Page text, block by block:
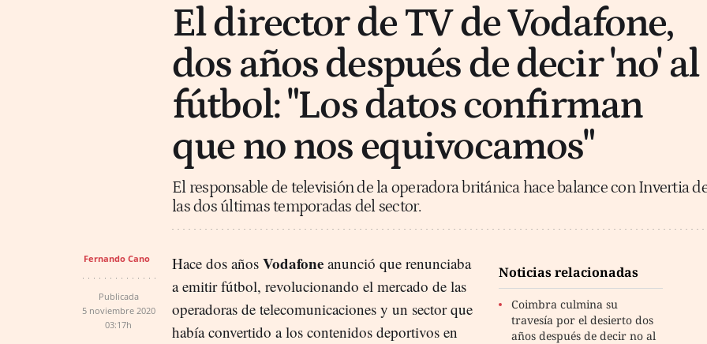
El director de TV de Vodafone,
dos años después de decir 'no' al
fútbol: "Los datos confirman
que no nos equivocamos"
El responsable de televisión de la operadora británica hace balance con Invertia
las dos últimas temporadas del sector.
Fernando Cano
Publicada
5 noviembre 2020
03:17h
Noticias relacionadas
Coimbra culmina su
travesía por el desierto dos
años después de decir no al
Hace dos años Vodafone anunció que renunciaba
a emitir fútbol, revolucionando el mercado de las
operadoras de telecomunicaciones y un sector que
había convertido a los contenidos deportivos en